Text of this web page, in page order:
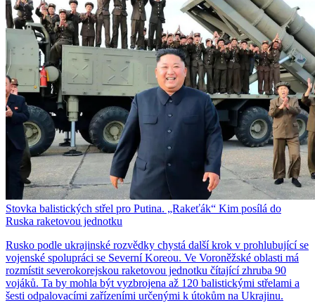
Stovka balistických střel pro Putina. „Rakeťák“ Kim posílá do
Ruska raketovou jednotku
Rusko podle ukrajinské rozvědky chystá další krok v prohlubující se
vojenské spolupráci se Severní Koreou. Ve Voroněžské oblasti má
rozmístit severokorejskou raketovou jednotku čítající zhruba 90
vojáků. Ta by mohla být vyzbrojena až 120 balistickými střelami a
šesti odpalovacími zařízeními určenými k útokům na Ukrajinu.